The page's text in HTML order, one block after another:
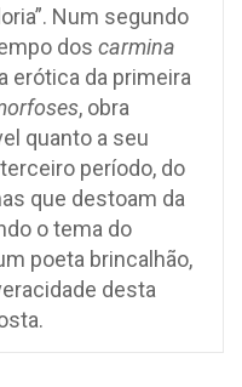
Num segundo
dos carmina
erótica da primeira
, obra
quanto a seu
período, do
que destoam da
o tema do
poeta brincalhão,
desta